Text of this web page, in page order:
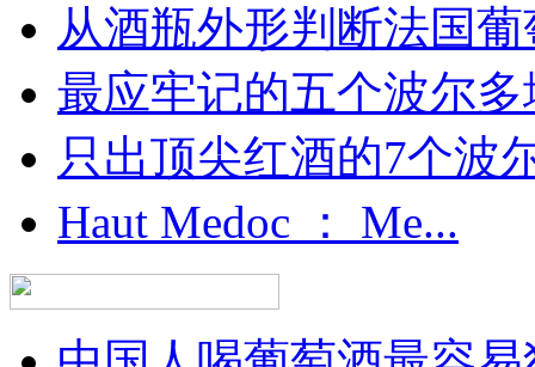
从酒瓶外形判断法国
最应牢记的五个波尔多
只出顶尖红酒的7个波
Haut Medoc ： Me...